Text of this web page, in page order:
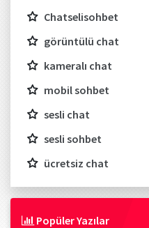
Chatselisohbet
görüntülü chat
kameralı chat
mobil sohbet
sesli chat
sesli sohbet
ücretsiz chat
Popüler Yazılar